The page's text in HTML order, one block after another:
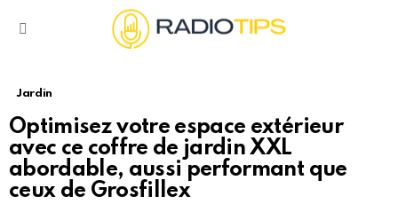
Jardin
Optimisez votre espace extérieur
avec ce coffre de jardin XXL
abordable, aussi performant que
ceux de Grosfillex